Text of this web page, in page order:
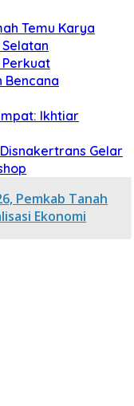
Temu Karya
Perkuat
Bencana
Ikhtiar
Gelar
Pemkab Tanah
Ekonomi